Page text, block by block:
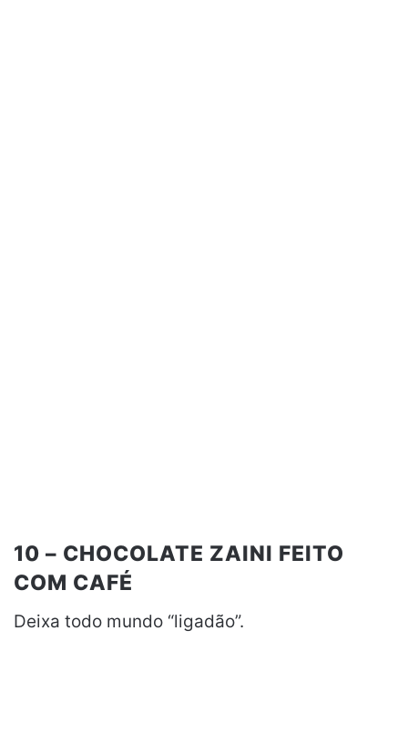
10 – CHOCOLATE ZAINI FEITO
COM CAFÉ
Deixa todo mundo “ligadão”.